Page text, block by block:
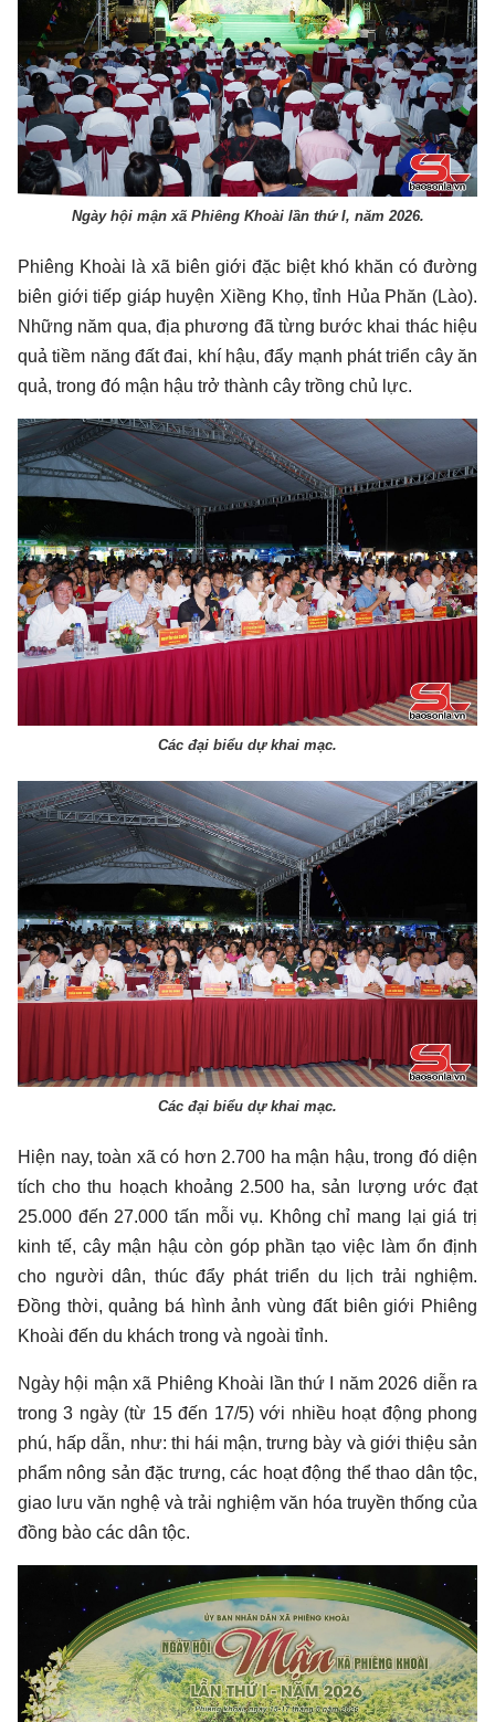
Ngày hội mận xã Phiêng Khoài lần thứ I, năm 2026.
Phiêng Khoài là xã biên giới đặc biệt khó khăn có đường
biên giới tiếp giáp huyện Xiềng Khọ, tỉnh Hủa Phăn (Lào).
Những năm qua, địa phương đã từng bước khai thác hiệu
quả tiềm năng đất đai, khí hậu, đẩy mạnh phát triển cây ăn
quả, trong đó mận hậu trở thành cây trồng chủ lực.
Các đại biểu dự khai mạc.
Các đại biểu dự khai mạc.
Hiện nay, toàn xã có hơn 2.700 ha mận hậu, trong đó diện
tích cho thu hoạch khoảng 2.500 ha, sản lượng ước đạt
25.000 đến 27.000 tấn mỗi vụ. Không chỉ mang lại giá trị
kinh tế, cây mận hậu còn góp phần tạo việc làm ổn định
cho người dân, thúc đẩy phát triển du lịch trải nghiệm.
Đồng thời, quảng bá hình ảnh vùng đất biên giới Phiêng
Khoài đến du khách trong và ngoài tỉnh.
Ngày hội mận xã Phiêng Khoài lần thứ I năm 2026 diễn ra
trong 3 ngày (từ 15 đến 17/5) với nhiều hoạt động phong
phú, hấp dẫn, như: thi hái mận, trưng bày và giới thiệu sản
phẩm nông sản đặc trưng, các hoạt động thể thao dân tộc,
giao lưu văn nghệ và trải nghiệm văn hóa truyền thống của
đồng bào các dân tộc.